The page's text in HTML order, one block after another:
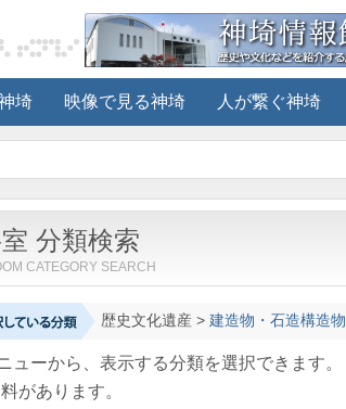
埼 映像で見る神埼 人が繋ぐ神埼
分類検索
CATEGORY SEARCH
歴史文化遺産> 建造物・石造構造物
ューから、表示する分類を選択できます。
があります。